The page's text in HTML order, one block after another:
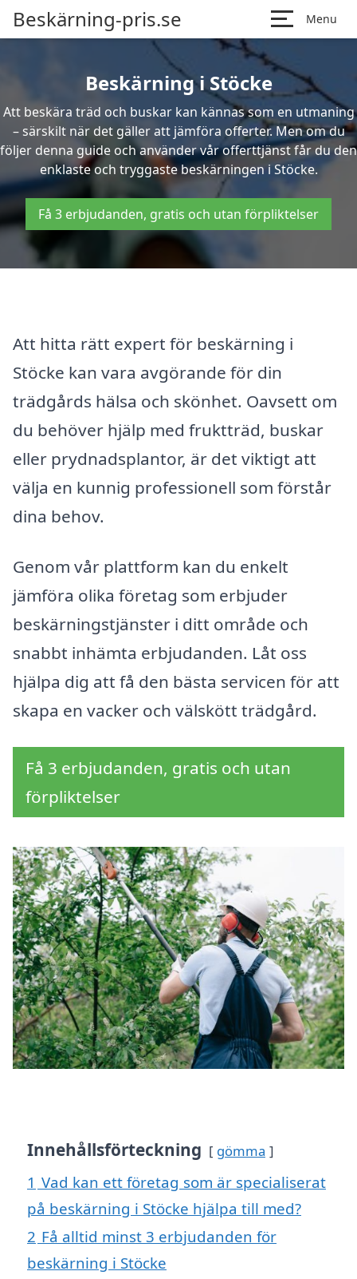
Beskärning-pris.se Menu
Beskärning i Stöcke
Att beskära träd och buskar kan kännas som en utmaning
– särskilt när det gäller att jämföra offerter. Men om du
följer denna guide och använder vår offerttjänst får du den
enklaste och tryggaste beskärningen i Stöcke.
Få 3 erbjudanden, gratis och utan förpliktelser
Att hitta rätt expert för beskärning i
Stöcke kan vara avgörande för din
trädgårds hälsa och skönhet. Oavsett om
du behöver hjälp med fruktträd, buskar
eller prydnadsplantor, är det viktigt att
välja en kunnig professionell som förstår
dina behov.
Genom vår plattform kan du enkelt
jämföra olika företag som erbjuder
beskärningstjänster i ditt område och
snabbt inhämta erbjudanden. Låt oss
hjälpa dig att få den bästa servicen för att
skapa en vacker och välskött trädgård.
Få 3 erbjudanden, gratis och utan
förpliktelser
Innehållsförteckning gömma
1 Vad kan ett företag som är specialiserat
på beskärning i Stöcke hjälpa till med?
2 Få alltid minst 3 erbjudanden för
beskärning i Stöcke